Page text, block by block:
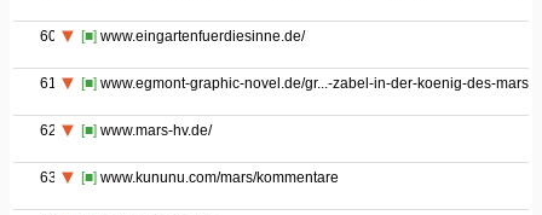
60 [■] www.eingartenfuerdiesinne.de/
61 [■] www.egmont-graphic-novel.de/gr...-zabel-in-der-koenig-des-mars/
62 [■] www.mars-hv.de/
63 [■] www.kununu.com/mars/kommentare